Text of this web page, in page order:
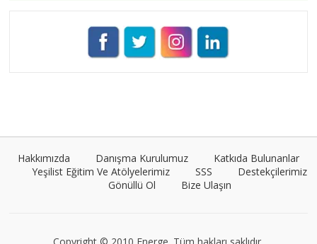
Hakkımızda Danışma Kurulumuz
Katkıda Bulunanlar
Yeşilist Eğitim Ve Atölyelerimiz
SSS
Destekçilerimiz
Gönüllü Ol
Bize Ulaşın